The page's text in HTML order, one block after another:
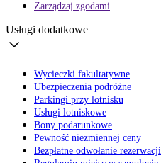
Zarządzaj zgodami
Usługi dodatkowe
Wycieczki fakultatywne
Ubezpieczenia podróżne
Parkingi przy lotnisku
Usługi lotniskowe
Bony podarunkowe
Pewność niezmiennej ceny
Bezpłatne odwołanie rezerwacji